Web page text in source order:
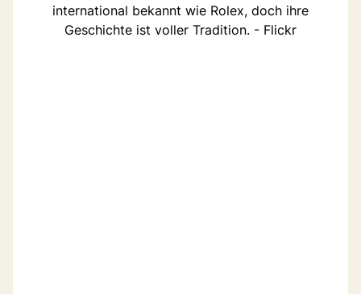
international bekannt wie Rolex, doch ihre
Geschichte ist voller Tradition. - Flickr